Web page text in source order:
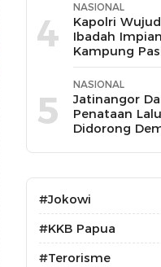
4
NASIONAL
Kapolri
Ibadah
Kampung
Selama 10
5
NASIONAL
Jatinangor
Penataan
Didorong
#Jokowi
#KKB Papua
#Terorisme